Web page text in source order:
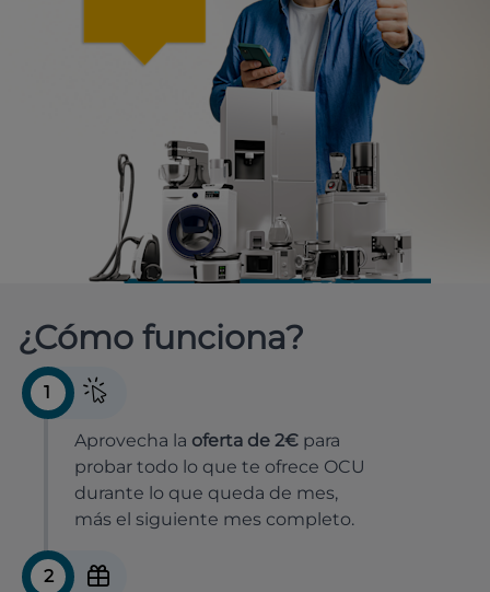
¿Cómo funciona?
1
Aprovecha la oferta de 2€ para
probar todo lo que te ofrece OCU
durante lo que queda de mes,
más el siguiente mes completo.
2